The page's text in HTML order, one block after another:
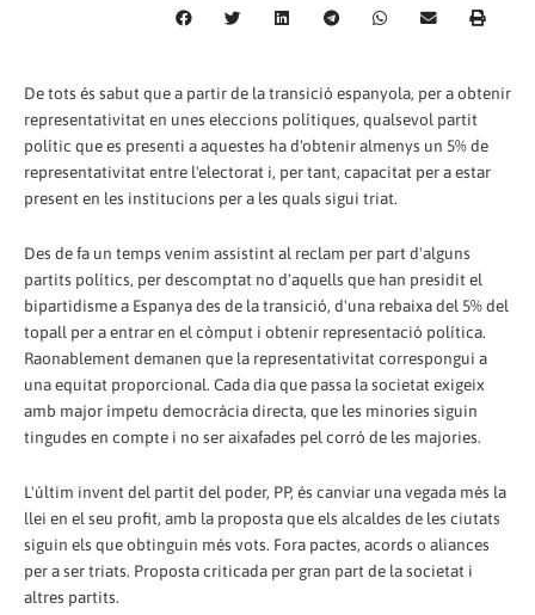
De tots és sabut que a partir de la transició espanyola, per a obtenir
representativitat en unes eleccions polítiques, qualsevol partit
polític que es presenti a aquestes ha d'obtenir almenys un 5% de
representativitat entre l'electorat i, per tant, capacitat per a estar
present en les institucions per a les quals sigui triat.
Des de fa un temps venim assistint al reclam per part d'alguns
partits polítics, per descomptat no d'aquells que han presidit el
bipartidisme a Espanya des de la transició, d'una rebaixa del 5% del
topall per a entrar en el còmput i obtenir representació política.
Raonablement demanen que la representativitat correspongui a
una equitat proporcional. Cada dia que passa la societat exigeix
amb major ímpetu democràcia directa, que les minories siguin
tingudes en compte i no ser aixafades pel corró de les majories.
L'últim invent del partit del poder, PP, és canviar una vegada més la
llei en el seu profit, amb la proposta que els alcaldes de les ciutats
siguin els que obtinguin més vots. Fora pactes, acords o aliances
per a ser triats. Proposta criticada per gran part de la societat i
altres partits.